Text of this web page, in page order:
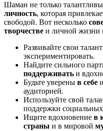
Шаман не только
личность, которая
свободой. Вот несколько
творчестве и личной жизни
Развивайте свои
экспериментировать.
Найдите сильного
поддерживать и
Будьте уверены в себе
аудиторией.
Используйте свой
поддержки
Ищите вдохновение в
страны и в мировой